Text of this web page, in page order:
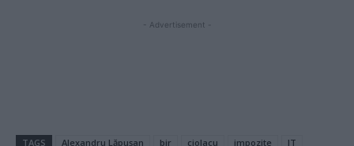
- Advertisement -
TAGS Alexandru Lăpușan bir ciolacu impozite
IT